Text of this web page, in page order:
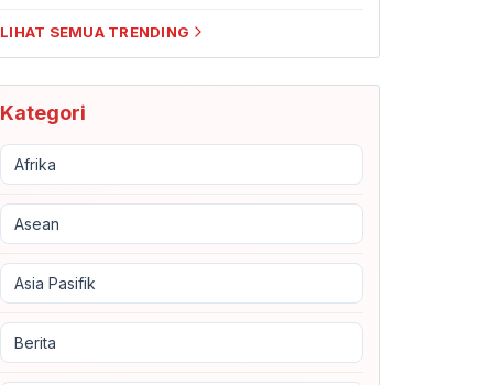
LIHAT SEMUA TRENDING
Kategori
Afrika
Asean
Asia Pasifik
Berita